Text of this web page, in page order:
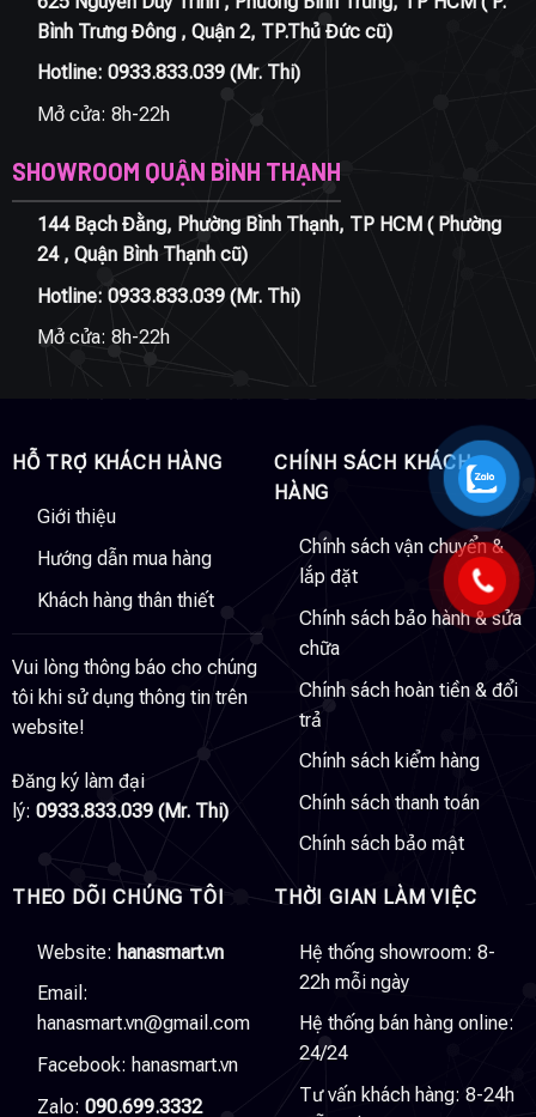
Bình Trưng Đông , Quận 2, TP.Thủ Đức cũ)
Hotline: 0933.833.039(Mr. Thi)
Mở cửa: 8h-22h
SHOWROOM QUẬN BÌNH THẠNH
144 Bạch Đằng, Phường Bình Thạnh, TP HCM ( Phường
24 , Quận Bình Thạnh cũ)
Hotline: 0933.833.039(Mr. Thi)
Mở cửa: 8h-22h
HỖ TRỢ KHÁCH HÀNG
Giới thiệu
Hướng dẫn mua hàng
Khách hàng thân thiết
Vui lòng thông báo cho chúng
tôi khi sử dụng thông tin trên
website!
Đăng ký làm đại
lý: 0933.833.039 (Mr. Thi)
CHÍNH SÁCH KHÁCH
HÀNG
Chính sách vận chuyển &
lắp đặt
Chính sách bảo hành & sửa
chữa
Chính sách hoàn tiền & đổi
trả
Chính sách kiểm hàng
Chính sách thanh toán
Chính sách bảo mật
THEO DÕI CHÚNG TÔI
Website: hanasmart.vn
Email:
hanasmart.vn@gmail.com
Facebook: hanasmart.vn
Zalo: 090.699.3332
THỜI GIAN LÀM VIỆC
Hệ thống showroom: 8-
22h mỗi ngày
Hệ thống bán hàng online:
24/24
Tư vấn khách hàng: 8-24h